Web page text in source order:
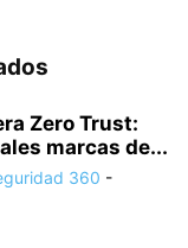
Zero Trust:
marcas de...
360 -